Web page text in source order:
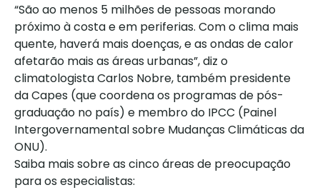
“São ao menos 5 milhões de pessoas morando
próximo à costa e em periferias. Com o clima mais
quente, haverá mais doenças, e as ondas de calor
afetarão mais as áreas urbanas”, diz o
climatologista Carlos Nobre, também presidente
da Capes (que coordena os programas de pós-
graduação no país) e membro do IPCC (Painel
Intergovernamental sobre Mudanças Climáticas da
ONU).
Saiba mais sobre as cinco áreas de preocupação
para os especialistas: